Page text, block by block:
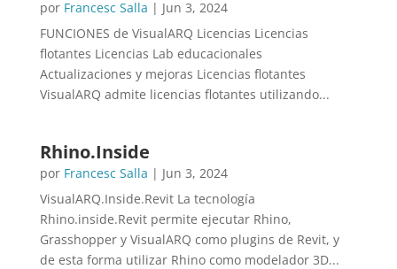
por Francesc Salla | Jun 3, 2024
FUNCIONES de VisualARQ Licencias Licencias
flotantes Licencias Lab educacionales
Actualizaciones y mejoras Licencias flotantes
VisualARQ admite licencias flotantes utilizando...
Rhino.Inside
por Francesc Salla | Jun 3, 2024
VisualARQ.Inside.Revit La tecnología
Rhino.inside.Revit permite ejecutar Rhino,
Grasshopper y VisualARQ como plugins de Revit, y
de esta forma utilizar Rhino como modelador 3D...